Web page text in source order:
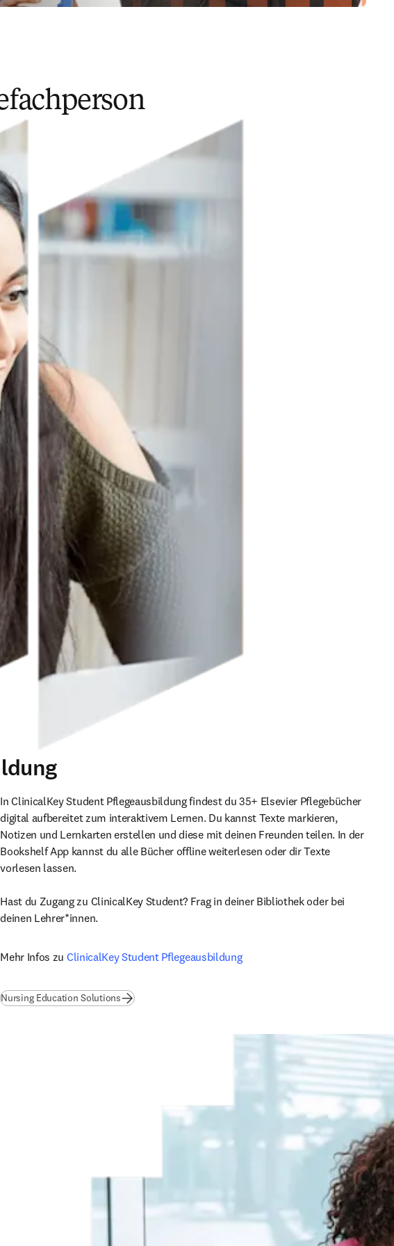
In ClinicalKey Student Pflegeausbildung findest du 35+ Elsevier Pflegebücher
digital aufbereitet zum interaktivem Lernen. Du kannst Texte markieren,
Notizen und Lernkarten erstellen und diese mit deinen Freunden teilen. In der
Bookshelf App kannst du alle Bücher offline weiterlesen oder dir Texte
vorlesen lassen.
Hast du Zugang zu ClinicalKey Student? Frag in deiner Bibliothek oder bei
deinen Lehrer*innen.
Mehr Infos zu ClinicalKey Student Pflegeausbildung
Nursing Education Solutions